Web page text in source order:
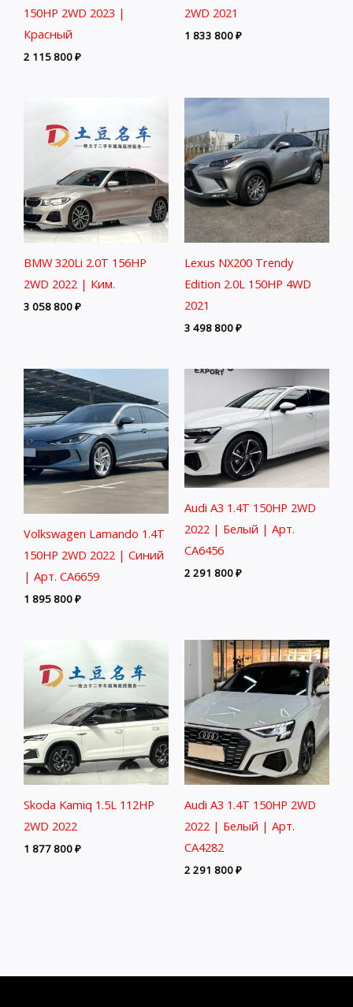
150HP 2WD 2023 |
Красный
2 115 800₽
2WD 2021
1 833 800₽
BMW 320Li 2.0T 156HP
2WD 2022 | Ким.
3 058 800₽
Lexus NX200 Trendy
Edition 2.0L 150HP 4WD
2021
3 498 800₽
Volkswagen Lamando 1.4T
150HP 2WD 2022 | Синий
| Арт. CA6659
1 895 800₽
Audi A3 1.4T 150HP 2WD
2022 | Белый | Арт.
CA6456
2 291 800₽
Skoda Kamiq 1.5L 112HP
2WD 2022
1 877 800₽
Audi A3 1.4T 150HP 2WD
2022 | Белый | Арт.
CA4282
2 291 800₽